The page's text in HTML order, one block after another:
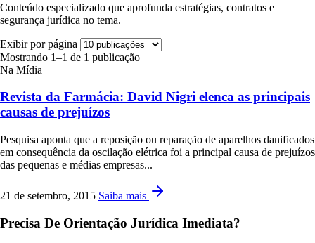
Conteúdo especializado que aprofunda estratégias, contratos e
segurança jurídica no tema.
Exibir por página
Mostrando 1–1 de 1 publicação
Na Mídia
Revista da Farmácia: David Nigri elenca as principais
causas de prejuízos
Pesquisa aponta que a reposição ou reparação de aparelhos danificados
em consequência da oscilação elétrica foi a principal causa de prejuízos
das pequenas e médias empresas...
21 de setembro, 2015 Saiba mais
Precisa De Orientação Jurídica Imediata?